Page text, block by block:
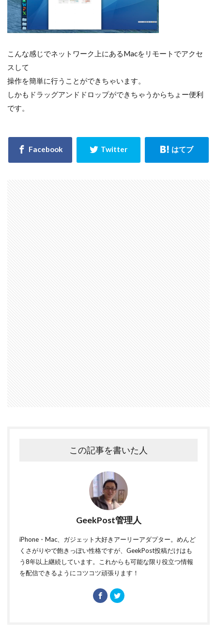
こんな感じでネットワーク上にあるMacをリモートでアクセ
スして
操作を簡単に行うことができちゃいます。
しかもドラッグアンドドロップができちゃうからちょー便利
です。
この記事を書いた人
GeekPost管理人
iPhone・Mac、ガジェット大好きアーリーアダプター。めんど
くさがりやで飽きっぽい性格ですが、GeekPost投稿だけはも
う8年以上継続しています。これからも可能な限り役立つ情報
を配信できるようにコツコツ頑張ります！